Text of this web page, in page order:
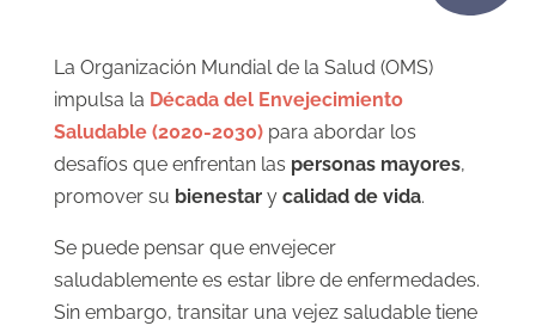
La Organización Mundial de la Salud (OMS)
impulsa la Década del Envejecimiento
Saludable (2020-2030) para abordar los
desafíos que enfrentan las personas mayores,
promover su bienestary calidad de vida.
Se puede pensar que envejecer
saludablemente es estar libre de enfermedades.
Sin embargo, transitar una vejez saludable tiene